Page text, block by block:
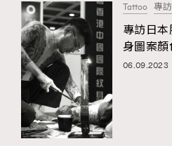
About us Collaboration
New Media Group | Madame
|
Japan |
Tattoo 專訪
專訪日
身圖案
06.09.2023